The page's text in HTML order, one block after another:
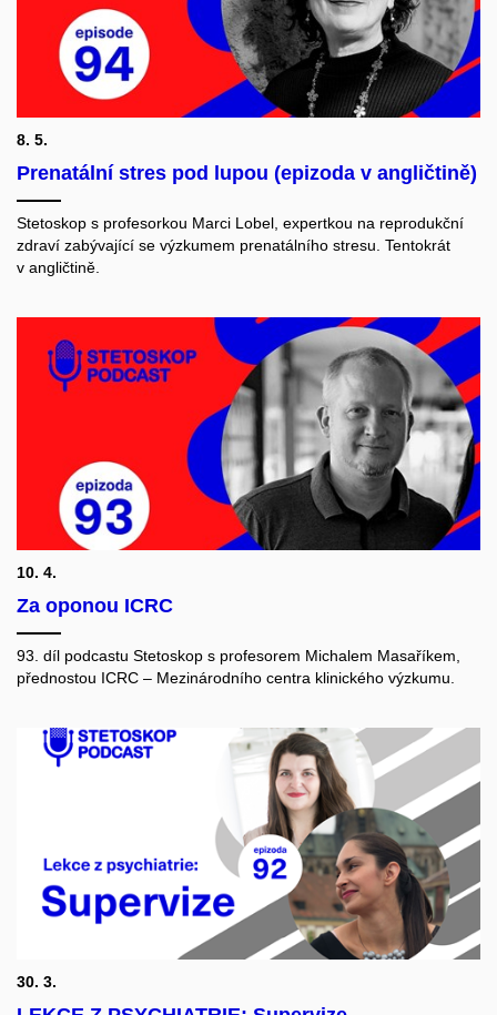
8. 5.
Prenatální stres pod lupou (epizoda v angličtině)
Stetoskop s profesorkou Marci Lobel, expertkou na reprodukční
zdraví zabývající se výzkumem prenatálního stresu. Tentokrát
v angličtině.
10. 4.
Za oponou ICRC
93. díl podcastu Stetoskop s profesorem Michalem Masaříkem,
přednostou ICRC – Mezinárodního centra klinického výzkumu.
30. 3.